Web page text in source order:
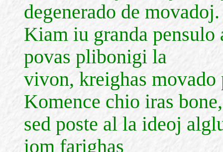
degenerado de movadoj.
Kiam iu granda
povas plibonigi la
vivon, kreighas
Komence chio iras bone,
sed poste al la ideoj
iom farighas